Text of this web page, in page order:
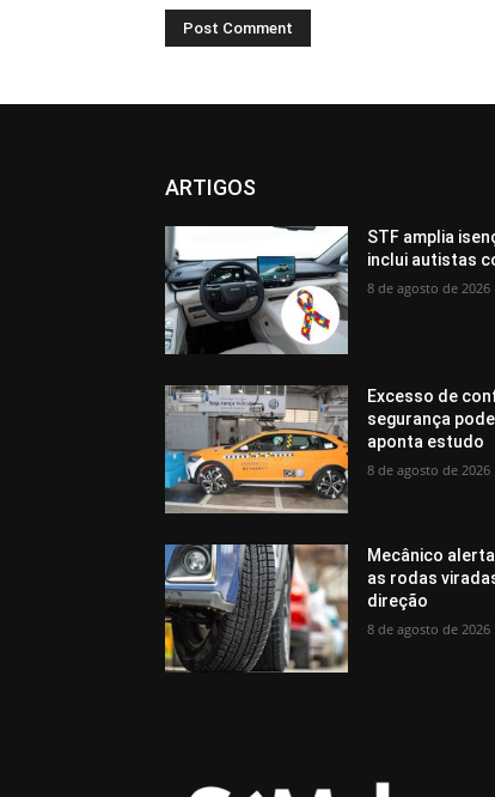
ARTIGOS
STF amplia
inclui autistas
8 de agosto de 2026
Excesso de
segurança
aponta estudo
8 de agosto de 2026
Mecânico
as rodas
direção
8 de agosto de 2026